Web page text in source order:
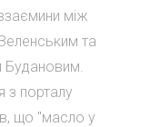
між
та
Будановим.
порталу
що "масло у